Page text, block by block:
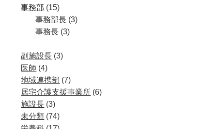
事務部 (15)
事務部長 (3)
事務長 (3)
副施設長 (3)
医師 (4)
地域連携部 (7)
居宅介護支援事業所 (6)
施設長 (3)
未分類 (74)